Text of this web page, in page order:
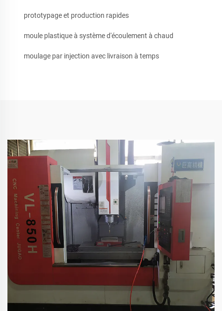
prototypage et production rapides
moule plastique à système d'écoulement à chaud
moulage par injection avec livraison à temps